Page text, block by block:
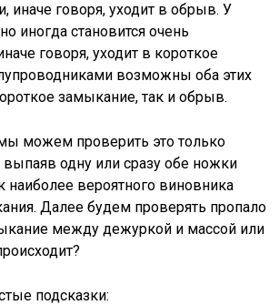
иначе говоря, уходит в обрыв. У
иногда становится очень
говоря, уходит в короткое
возможны оба этих
замыкание, так и обрыв.
можем проверить это только
одну или сразу обе ножки
наиболее вероятного виновника
Далее будем проверять пропало
между дежуркой и массой или
подсказки: